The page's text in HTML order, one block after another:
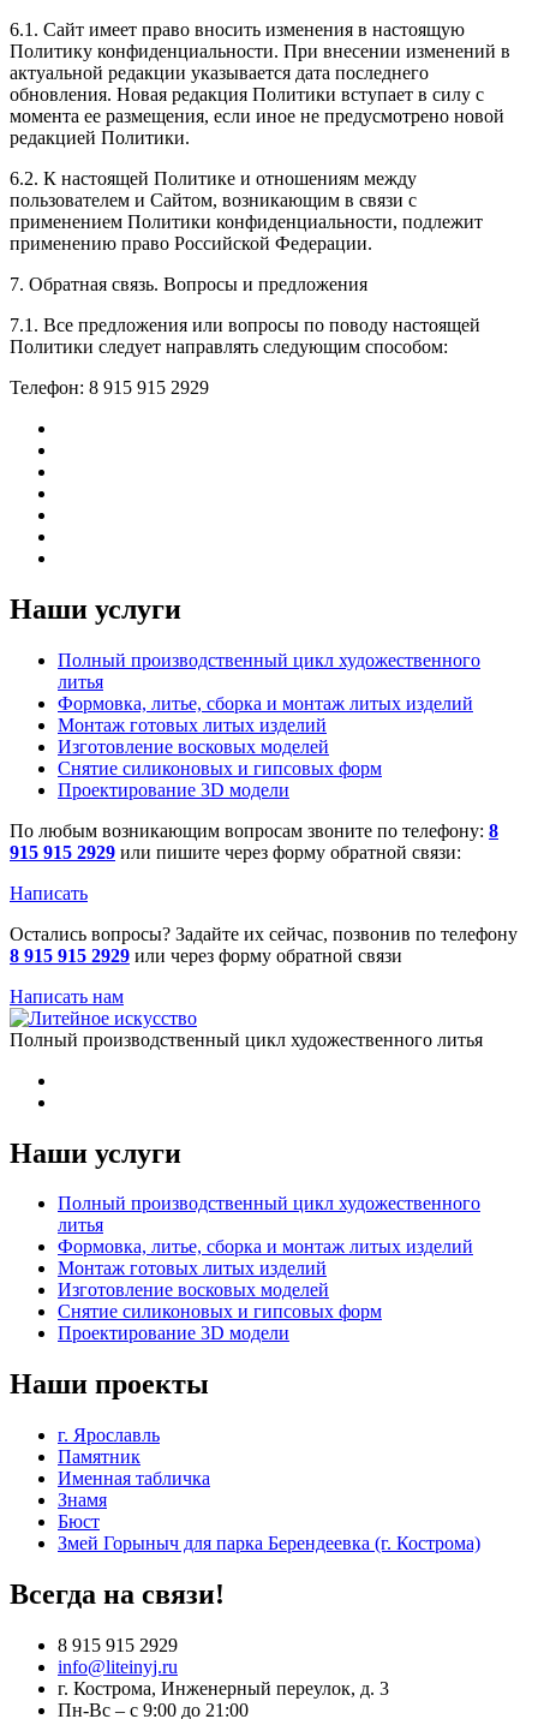
6.1. Сайт имеет право вносить изменения в настоящую
Политику конфиденциальности. При внесении изменений в
актуальной редакции указывается дата последнего
обновления. Новая редакция Политики вступает в силу с
момента ее размещения, если иное не предусмотрено новой
редакцией Политики.
6.2. К настоящей Политике и отношениям между
пользователем и Сайтом, возникающим в связи с
применением Политики конфиденциальности, подлежит
применению право Российской Федерации.
7. Обратная связь. Вопросы и предложения
7.1. Все предложения или вопросы по поводу настоящей
Политики следует направлять следующим способом:
Телефон: 8 915 915 2929
Наши услуги
Полный производственный цикл художественного
литья
Формовка, литье, сборка и монтаж литых изделий
Монтаж готовых литых изделий
Изготовление восковых моделей
Cнятие силиконовых и гипсовых форм
Проектирование 3D модели
По любым возникающим вопросам звоните по телефону: 8
915 915 2929 или пишите через форму обратной связи:
Написать
Остались вопросы? Задайте их сейчас, позвонив по телефону
8 915 915 2929 или через форму обратной связи
Написать нам
Полный производственный цикл художественного литья
Наши услуги
Полный производственный цикл художественного
литья
Формовка, литье, сборка и монтаж литых изделий
Монтаж готовых литых изделий
Изготовление восковых моделей
Cнятие силиконовых и гипсовых форм
Проектирование 3D модели
Наши проекты
г. Ярославль
Памятник
Именная табличка
Знамя
Бюст
Змей Горыныч для парка Берендеевка (г. Кострома)
Всегда на связи!
8 915 915 2929
info@liteinyj.ru
г. Кострома, Инженерный переулок, д. 3
Пн-Вс – с 9:00 до 21:00